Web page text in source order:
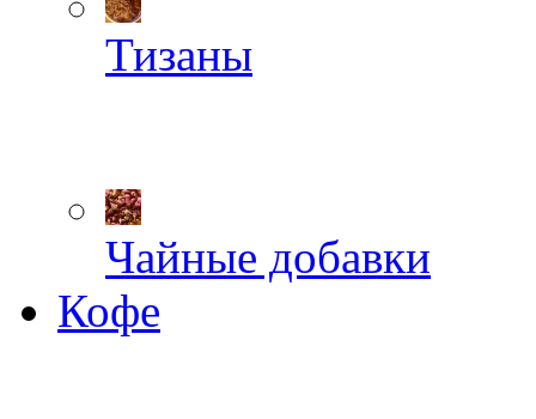
Тизаны
Чайные добавки
Кофе